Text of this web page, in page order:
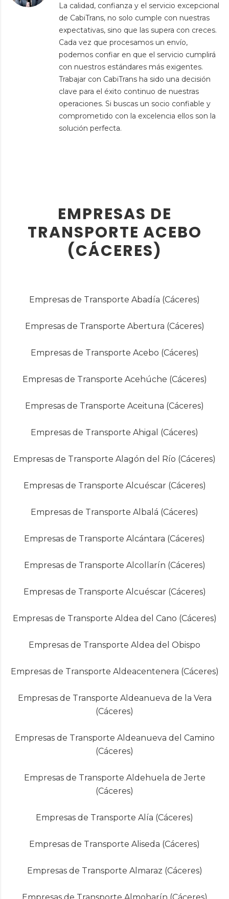
La calidad, confianza y el servicio excepcional
de CabiTrans, no solo cumple con nuestras
expectativas, sino que las supera con creces.
Cada vez que procesamos un envío,
podemos confiar en que el servicio cumplirá
con nuestros estándares más exigentes.
Trabajar con CabiTrans ha sido una decisión
clave para el éxito continuo de nuestras
operaciones. Si buscas un socio confiable y
comprometido con la excelencia ellos son la
solución perfecta.
EMPRESAS DE
TRANSPORTE ACEBO
(CÁCERES)
Empresas de Transporte Abadía (Cáceres)
Empresas de Transporte Abertura (Cáceres)
Empresas de Transporte Acebo (Cáceres)
Empresas de Transporte Acehúche (Cáceres)
Empresas de Transporte Aceituna (Cáceres)
Empresas de Transporte Ahigal (Cáceres)
Empresas de Transporte Alagón del Río (Cáceres)
Empresas de Transporte Alcuéscar (Cáceres)
Empresas de Transporte Albalá (Cáceres)
Empresas de Transporte Alcántara (Cáceres)
Empresas de Transporte Alcollarín (Cáceres)
Empresas de Transporte Alcuéscar (Cáceres)
Empresas de Transporte Aldea del Cano (Cáceres)
Empresas de Transporte Aldea del Obispo
Empresas de Transporte Aldeacentenera (Cáceres)
Empresas de Transporte Aldeanueva de la Vera
(Cáceres)
Empresas de Transporte Aldeanueva del Camino
(Cáceres)
Empresas de Transporte Aldehuela de Jerte
(Cáceres)
Empresas de Transporte Alía (Cáceres)
Empresas de Transporte Aliseda (Cáceres)
Empresas de Transporte Almaraz (Cáceres)
Empresas de Transporte Almoharín (Cáceres)